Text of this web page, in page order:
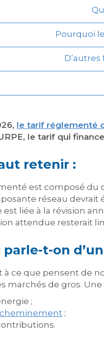
Pourquoi
le tarif réglementé
le tarif qui
retenir :
est composé du
réseau devrait
est liée à la révision
attendue resterait
t-on
à ce que pensent de
marchés de gros.
;
;